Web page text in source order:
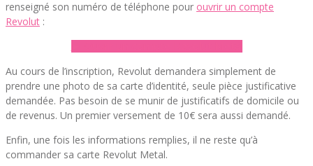
renseigné son numéro de téléphone pour ouvrir un compte
Revolut :
Au cours de l’inscription, Revolut demandera simplement de
prendre une photo de sa carte d’identité, seule pièce justificative
demandée. Pas besoin de se munir de justificatifs de domicile ou
de revenus. Un premier versement de 10€ sera aussi demandé.
Enfin, une fois les informations remplies, il ne reste qu’à
commander sa carte Revolut Metal.